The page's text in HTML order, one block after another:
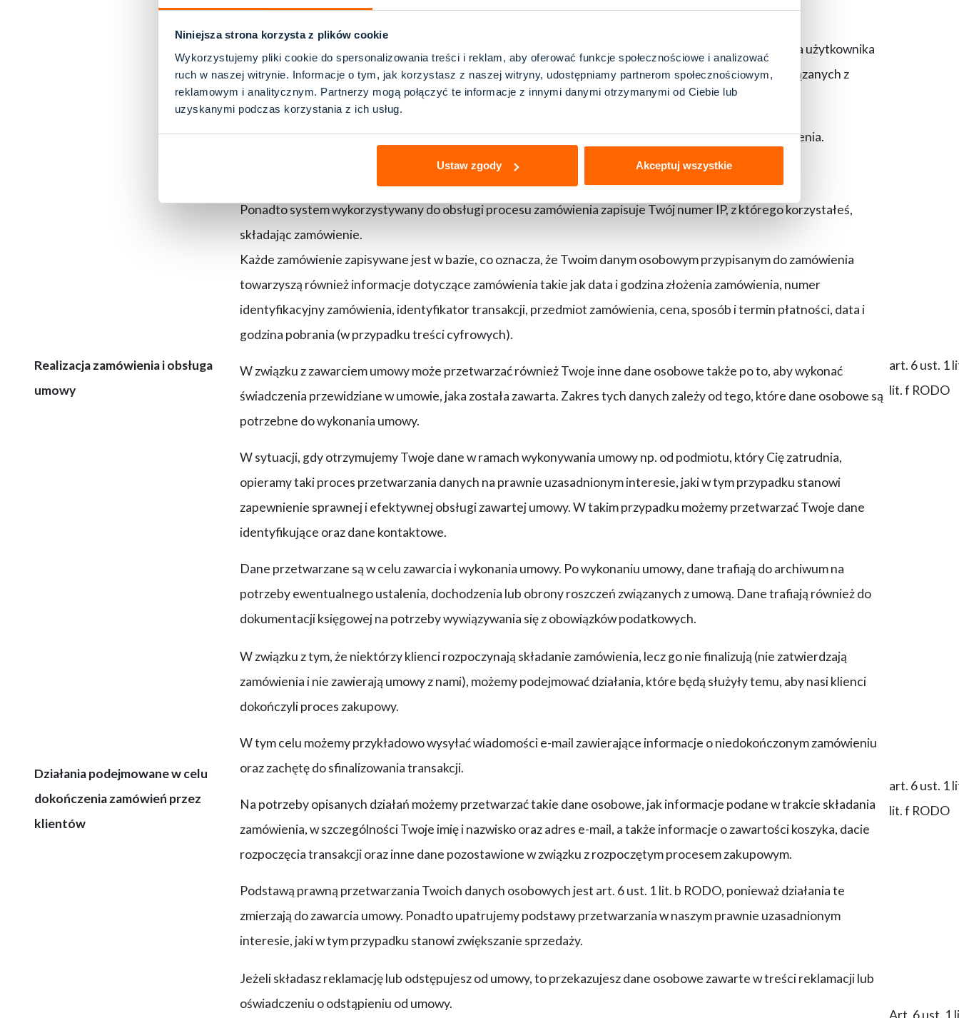
Niniejsza strona korzysta z plików cookie
Wykorzystujemy pliki cookie do spersonalizowania treści i reklam, aby oferować funkcje społecznościowe i analizować
ruch w naszej witrynie. Informacje o tym, jak korzystasz z naszej witryny, udostępniamy partnerom społecznościowym,
reklamowym i analitycznym. Partnerzy mogą połączyć te informacje z innymi danymi otrzymanymi od Ciebie lub
uzyskanymi podczas korzystania z ich usług.
Ustaw zgody Akceptuj wszystkie
rejestrując konto użytkownika.
Dane przetwarzane są w celu świadczenia na Twoją rzecz usługi konta użytkownika. Po usunięciu konta użytkownika
dane trafiają do archiwum na potrzeby ewentualnego ustalenia, dochodzenia lub obrony roszczeń związanych z
usługą konta użytkownika.
Realizacja zamówienia i obsługa
umowy
Składając zamówienie, musisz podać dane niezbędne do jego realizacji określone w formularzu zamówienia.
Podanie danych jest warunkiem złożenia zamówienia.
Ponadto system wykorzystywany do obsługi procesu zamówienia zapisuje Twój numer IP, z którego korzystałeś,
składając zamówienie.
Każde zamówienie zapisywane jest w bazie, co oznacza, że Twoim danym osobowym przypisanym do zamówienia
towarzyszą również informacje dotyczące zamówienia takie jak data i godzina złożenia zamówienia, numer
identyfikacyjny zamówienia, identyfikator transakcji, przedmiot zamówienia, cena, sposób i termin płatności, data i
godzina pobrania (w przypadku treści cyfrowych).
W związku z zawarciem umowy może przetwarzać również Twoje inne dane osobowe także po to, aby wykonać
świadczenia przewidziane w umowie, jaka została zawarta. Zakres tych danych zależy od tego, które dane osobowe są
potrzebne do wykonania umowy.
W sytuacji, gdy otrzymujemy Twoje dane w ramach wykonywania umowy np. od podmiotu, który Cię zatrudnia,
opieramy taki proces przetwarzania danych na prawnie uzasadnionym interesie, jaki w tym przypadku stanowi
zapewnienie sprawnej i efektywnej obsługi zawartej umowy. W takim przypadku możemy przetwarzać Twoje dane
identyfikujące oraz dane kontaktowe.
Dane przetwarzane są w celu zawarcia i wykonania umowy. Po wykonaniu umowy, dane trafiają do archiwum na
potrzeby ewentualnego ustalenia, dochodzenia lub obrony roszczeń związanych z umową. Dane trafiają również do
dokumentacji księgowej na potrzeby wywiązywania się z obowiązków podatkowych.
art. 6 ust. 1
lit. f RODO
Działania podejmowane w celu
dokończenia zamówień przez
klientów
W związku z tym, że niektórzy klienci rozpoczynają składanie zamówienia, lecz go nie finalizują (nie zatwierdzają
zamówienia i nie zawierają umowy z nami), możemy podejmować działania, które będą służyły temu, aby nasi klienci
dokończyli proces zakupowy.
W tym celu możemy przykładowo wysyłać wiadomości e-mail zawierające informacje o niedokończonym zamówieniu
oraz zachętę do sfinalizowania transakcji.
Na potrzeby opisanych działań możemy przetwarzać takie dane osobowe, jak informacje podane w trakcie składania
zamówienia, w szczególności Twoje imię i nazwisko oraz adres e-mail, a także informacje o zawartości koszyka, dacie
rozpoczęcia transakcji oraz inne dane pozostawione w związku z rozpoczętym procesem zakupowym.
Podstawą prawną przetwarzania Twoich danych osobowych jest art. 6 ust. 1 lit. b RODO, ponieważ działania te
zmierzają do zawarcia umowy. Ponadto upatrujemy podstawy przetwarzania w naszym prawnie uzasadnionym
interesie, jaki w tym przypadku stanowi zwiększanie sprzedaży.
art. 6 ust. 1
lit. f RODO
Jeżeli składasz reklamację lub odstępujesz od umowy, to przekazujesz dane osobowe zawarte w treści reklamacji lub
oświadczeniu o odstąpieniu od umowy.
Art. 6 ust. 1